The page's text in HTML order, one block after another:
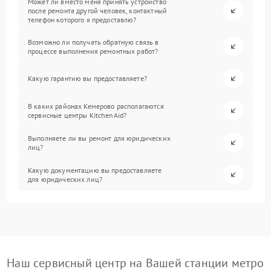
после ремонта другой человек, контактный
телефон которого я предоставлю?
Возможно ли получать обратную связь в
процессе выполнения ремонтных работ?
Какую гарантию вы предоставляете?
В каких районах Кемерово располагаются
сервисные центры KitchenAid?
Выполняете ли вы ремонт для юридических
лиц?
Какую документацию вы предоставляете
для юридических лиц?
Наш сервисный центр на Вашей станции метро